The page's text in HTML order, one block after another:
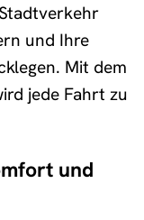
und Ihre
Mit dem
jede Fahrt zu
und